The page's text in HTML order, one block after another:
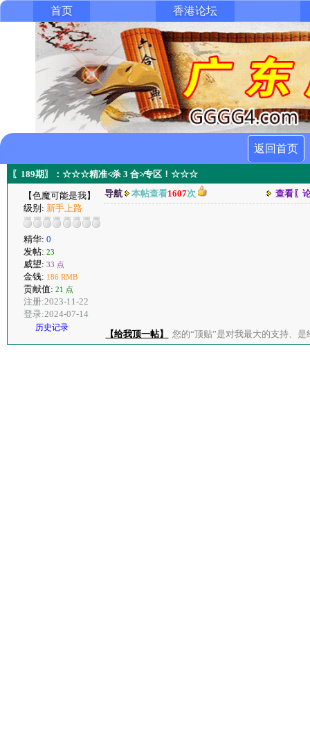
首页 香港论坛
返回首页
〖189期〗：☆☆☆精准≮杀 3 合≯专区！☆☆☆
【色魔可能是我】
级别: 新手上路
精华: 0
发帖: 23
威望: 33 点
金钱: 186 RMB
贡献值: 21 点
注册:2023-11-22
登录:2024-07-14
历史记录
导航 本帖查看1607次 查看〖
【给我顶一帖】 您的“顶贴”是对我最大的支持、